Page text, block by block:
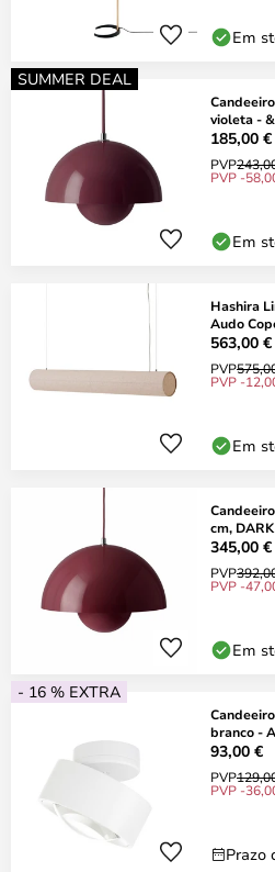
Em
SUMMER DEAL
violeta -
185,00 €
PVP
PVP -
Em
Hashira
Audo
563,00 €
PVP
PVP -
Em
cm,
345,00 €
PVP
PVP -
Em
- 16 % EXTRA
branco -
93,00 €
PVP
PVP -
Prazo